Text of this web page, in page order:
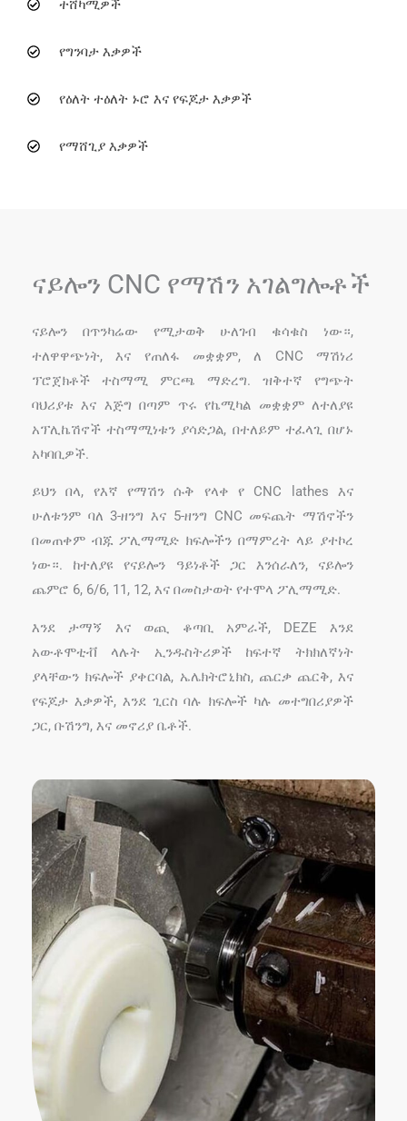
ተሸካሚዎች
የግንባታ እቃዎች
የዕለት ተዕለት ኑሮ እና የፍጆታ እቃዎች
የማሸጊያ እቃዎች
ናይሎን CNC የማሽን አገልግሎቶች
ናይሎን በጥንካሬው የሚታወቅ ሁለገብ ቁሳቁስ ነው።,
ተለዋዋጭነት, እና የጠለፋ መቋቋም, ለ CNC ማሽነሪ
ፕሮጀክቶች ተስማሚ ምርጫ ማድረግ. ዝቅተኛ የግጭት
ባህሪያቱ እና እጅግ በጣም ጥሩ የኬሚካል መቋቋም ለተለያዩ
አፕሊኬሽኖች ተስማሚነቱን ያሳድጋል, በተለይም ተፈላጊ በሆኑ
አካባቢዎች.
ይህን በላ, የእኛ የማሽን ሱቅ የላቀ የ CNC lathes እና
ሁለቱንም ባለ 3-ዘንግ እና 5-ዘንግ CNC መፍጨት ማሽኖችን
በመጠቀም ብጁ ፖሊማሚድ ክፍሎችን በማምረት ላይ ያተኮረ
ነው።. ከተለያዩ የናይሎን ዓይነቶች ጋር እንሰራለን, ናይሎን
ጨምሮ 6, 6/6, 11, 12, እና በመስታወት የተሞላ ፖሊማሚድ.
እንደ ታማኝ እና ወጪ ቆጣቢ አምራች, DEZE እንደ
አውቶሞቲቭ ላሉት ኢንዱስትሪዎች ከፍተኛ ትክክለኛነት
ያላቸውን ክፍሎች ያቀርባል, ኤሌክትሮኒክስ, ጨርቃ ጨርቅ, እና
የፍጆታ እቃዎች, እንደ ጊርስ ባሉ ክፍሎች ካሉ መተግበሪያዎች
ጋር, ቡሽንግ, እና መኖሪያ ቤቶች.